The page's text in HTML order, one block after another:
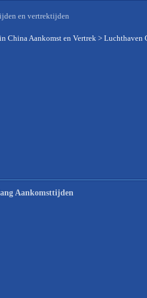
en vertrektijden
China Aankomst en Vertrek> Luchthaven
Aankomsttijden